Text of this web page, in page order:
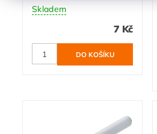
Skladem
7 Kč